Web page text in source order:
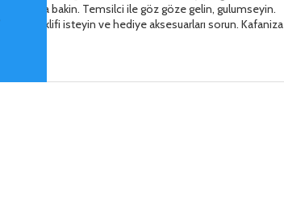
araca bakin. Temsilci ile göz göze gelin, gulumseyin.
son teklifi isteyin ve hediye aksesuarları sorun. Kafaniza